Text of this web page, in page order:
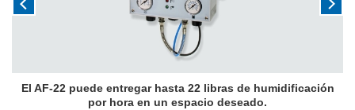
El AF-22 puede entregar hasta 22 libras de humidificación
por hora en un espacio deseado.